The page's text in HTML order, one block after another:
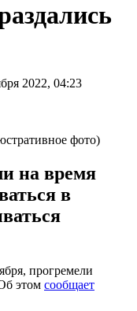
2022, 04:23
фото)
на время
в
прогремели
этом сообщает